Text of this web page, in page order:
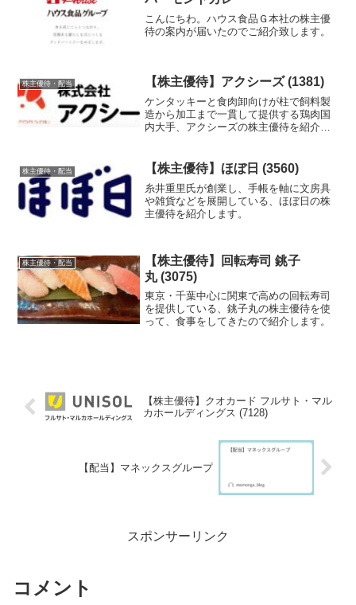
こんにちわ。ハウス食品Ｇ本社の株主優
待の案内が届いたのでご紹介致します。
株主優待・配当 【株主優待】アクシーズ (1381)
ケンタッキーと食肉卸向けが柱で飼料製
造から加工まで一貫して提供する鶏肉国
内大手、アクシーズの株主優待を紹介し
株主優待・配当 【株主優待】ほぼ日 (3560)
糸井重里氏が創業し、手帳を軸に文房具
や雑貨などを展開している、ほぼ日の株
主優待を紹介します。
株主優待・配当
【株主優待】回転寿司 銚子
丸 (3075)
東京・千葉中心に関東で高めの回転寿司
を提供している、銚子丸の株主優待を使
って、食事をしてきたので紹介します。
【株主優待】クオカード フルサト・マル
カホールディングス (7128)
【配当】マネックスグループ
スポンサーリンク
コメント